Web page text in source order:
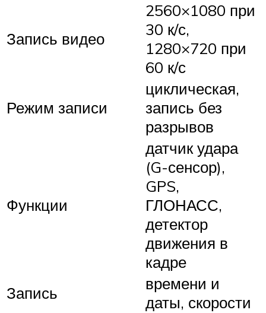
Запись видео
2560×1080 при
30 к/с,
1280×720 при
60 к/с
Режим записи
циклическая,
запись без
разрывов
Функции
датчик удара
(G-сенсор),
GPS,
ГЛОНАСС,
детектор
движения в
кадре
Запись
времени и
даты, скорости